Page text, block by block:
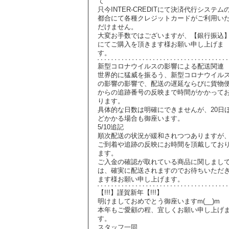
只今INTER-CREDITにて決済代行システム
都合にて各種クレジットカードがご利用い
だけません。
大変お手数ではございますが、【銀行振込】
にてご購入を頂きます様お願い申し上げま
す。
新型コロナウイルスの影響による配送関連
世界的に猛威を振るう、新型コロナウイルス
の影響の影響で、配送の遅延ならびに貨物
からの追跡番号の反映まで時間がかかって
ります。
具体的な日数は明確にできませんが、20日
どかかる場合も御座います。
5/10追記
順次配送の状況が緩和されつつありますが、
ご到着や追跡の反映にお時間を頂戴しており
ます。
ご入金の確認が取れている商品に関しまし
は、確実に配送されますのでお待ちいただき
ます様お願い申し上げます。
【!!!】謹賀新年【!!!】
明けましておめでとう御座いますm(__)m
本年もご愛顧の程、宜しくお願い申し上げま
す。
スタッフ一同